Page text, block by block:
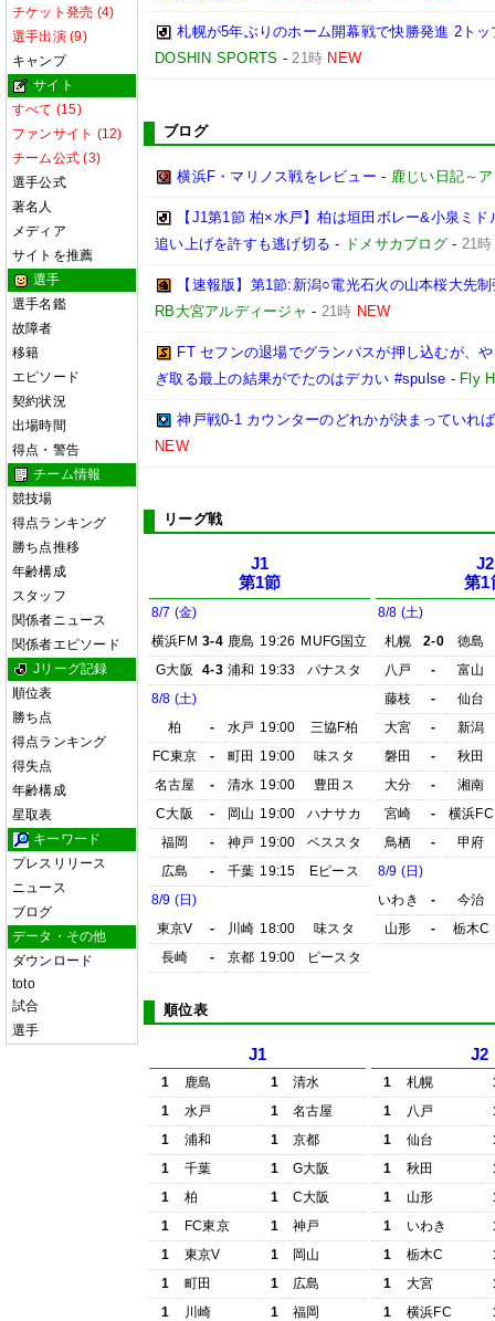
チケット発売 (4)
選手出演 (9)
キャンプ
サイト
すべて (15)
ファンサイト (12)
チーム公式 (3)
選手公式
著名人
メディア
サイトを推薦
選手
選手名鑑
故障者
移籍
エピソード
契約状況
出場時間
得点・警告
チーム情報
競技場
得点ランキング
勝ち点推移
年齢構成
スタッフ
関係者ニュース
関係者エピソード
Jリーグ記録
順位表
勝ち点
得点ランキング
得失点
年齢構成
星取表
キーワード
プレスリリース
ニュース
ブログ
データ・その他
ダウンロード
toto
試合
選手
札幌が5年ぶりのホーム開幕戦で快勝発進 2ト
DOSHIN SPORTS -21時 NEW
ブログ
横浜F・マリノス戦をレビュー - 鹿じい日記～
【J1第1節 柏×水戸】柏は垣田ボレー&小泉ミ
追い上げを許すも逃げ切る - ドメサカブログ- 21時
【速報版】第1節:新潟○電光石火の山本桜大先
RB大宮アルディージャ - 21時 NEW
FT セフンの退場でグランパスが押し込むが、
ぎ取る最上の結果がでたのはデカい #spulse - Fly
神戸戦0-1 カウンターのどれかが決まっていれば
NEW
リーグ戦
J1
第1節
8/7 (金)
横浜FM 3-4 鹿島 19:26 MUFG国立
G大阪
4-3 浦和 19:33
パナスタ
8/8 (土)
柏
- 水戸 19:00
三協F柏
FC東京
- 町田 19:00
味スタ
名古屋
- 清水 19:00
豊田ス
C大阪
- 岡山 19:00
ハナサカ
福岡
- 神戸 19:00
ベススタ
広島
- 千葉 19:15
Eピース
8/9 (日)
東京V
- 川崎 18:00
味スタ
長崎
- 京都 19:00 ピースタ
J2
第1
8/8 (土)
札幌
2-0
徳島
八戸
-
富山
藤枝
-
仙台
大宮
-
新潟
磐田
-
秋田
大分
-
湘南
宮崎
-
横浜FC
鳥栖
-
甲府
8/9 (日)
いわき
-
今治
山形
- 栃木C
順位表
J1
1 鹿島 1
清水
1
水戸 1
名古屋
1
浦和 1
京都
1
千葉 1
G大阪
1
柏 1
C大阪
1
FC東京 1
神戸
1
東京V 1
岡山
1
町田 1
広島
1
川崎 1
福岡
J2
1 札幌
1
八戸
1
仙台
1
秋田
1
山形
1
いわき
1
栃木C
1
大宮
1
横浜FC